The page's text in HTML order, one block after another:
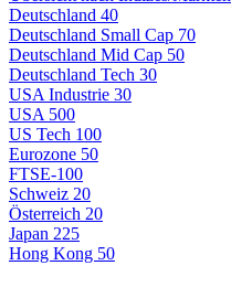
Deutschland 40
Deutschland Small Cap 70
Deutschland Mid Cap 50
Deutschland Tech 30
USA Industrie 30
USA 500
US Tech 100
Eurozone 50
FTSE-100
Schweiz 20
Österreich 20
Japan 225
Hong Kong 50